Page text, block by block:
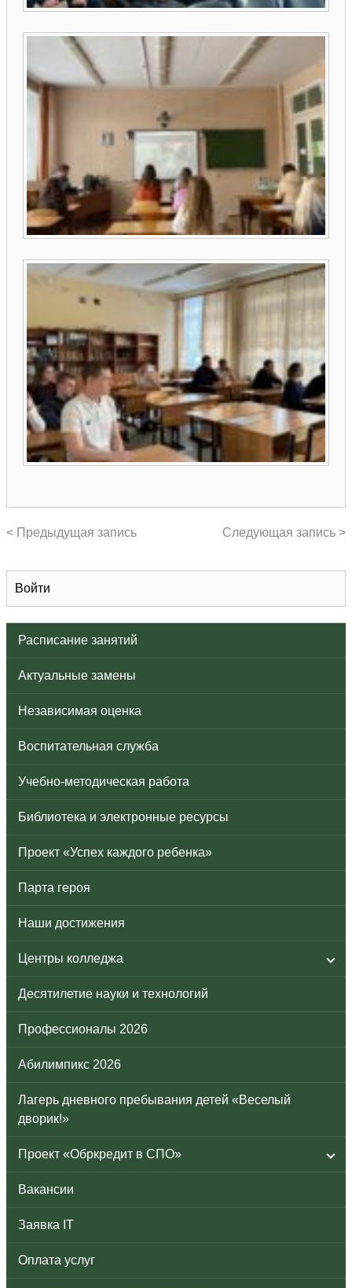
Войти
Расписание занятий
Актуальные замены
Независимая оценка
Воспитательная служба
Учебно-методическая работа
Библиотека и электронные ресурсы
Проект «Успех каждого ребенка»
Парта героя
Наши достижения
Центры колледжа
Десятилетие науки и технологий
Профессионалы 2026
Абилимпикс 2026
Лагерь дневного пребывания детей «Веселый
дворик!»
Проект «Обркредит в СПО»
Вакансии
Заявка IT
Оплата услуг
< Предыдущая запись Следующая запись >